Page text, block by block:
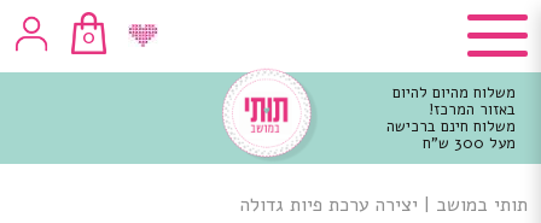
0
משלוח מהיום להיום
באזור המרכז!
משלוח חינם ברכישה
מעל 300 ש"ח
מרכזי
תותי במושב | יצירה ערכת פיות גדולה